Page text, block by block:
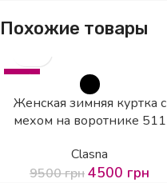
Похожие товары
-53%
Женская зимняя куртка с
мехом на воротнике 511
Clasna
9500грн4500 грн